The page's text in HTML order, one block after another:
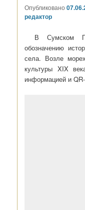
Опубликовано
редактор
В Сумском
обозначению
села. Возле
культуры XIX
информацией и